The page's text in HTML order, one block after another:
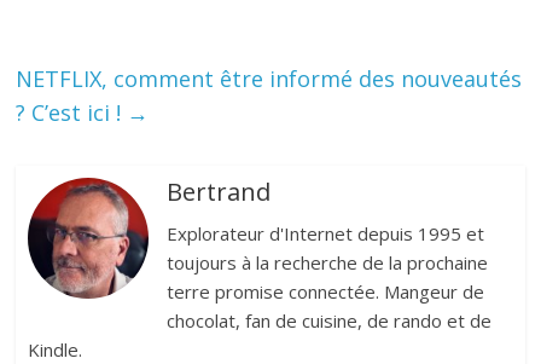
NETFLIX, comment être informé des nouveautés
? C’est ici ! →
Bertrand
Explorateur d'Internet depuis 1995 et
toujours à la recherche de la prochaine
terre promise connectée. Mangeur de
chocolat, fan de cuisine, de rando et de
Kindle.